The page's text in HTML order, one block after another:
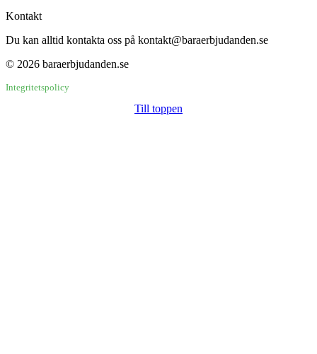
Kontakt
Du kan alltid kontakta oss på kontakt@baraerbjudanden.se
© 2026 baraerbjudanden.se
Integritetspolicy
Till toppen